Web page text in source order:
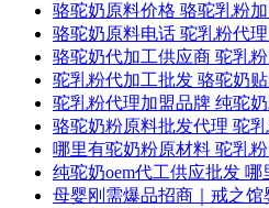
骆驼奶原料价格 骆驼乳粉
骆驼奶原料电话 驼乳粉代
骆驼奶代加工供应商 驼乳
驼乳粉代加工批发 骆驼奶
驼乳粉代理加盟品牌 纯驼
骆驼奶粉原料批发代理 驼
哪里有驼奶粉原材料 驼乳
纯驼奶oem代工供应批发 哪
母婴刚需爆品招商｜戒之馆